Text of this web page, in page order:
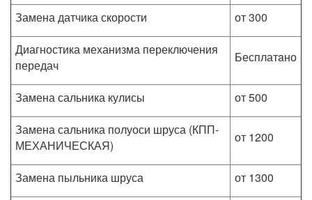
Замена датчика скорости
от 300
Диагностика механизма переключения
передач
Бесплатaно
Замена сальника кулисы
от 500
Замена сальника полуоси шруса (КПП-
МЕХАНИЧЕСКАЯ)
от 1200
Замена пыльника шруса
от 1300